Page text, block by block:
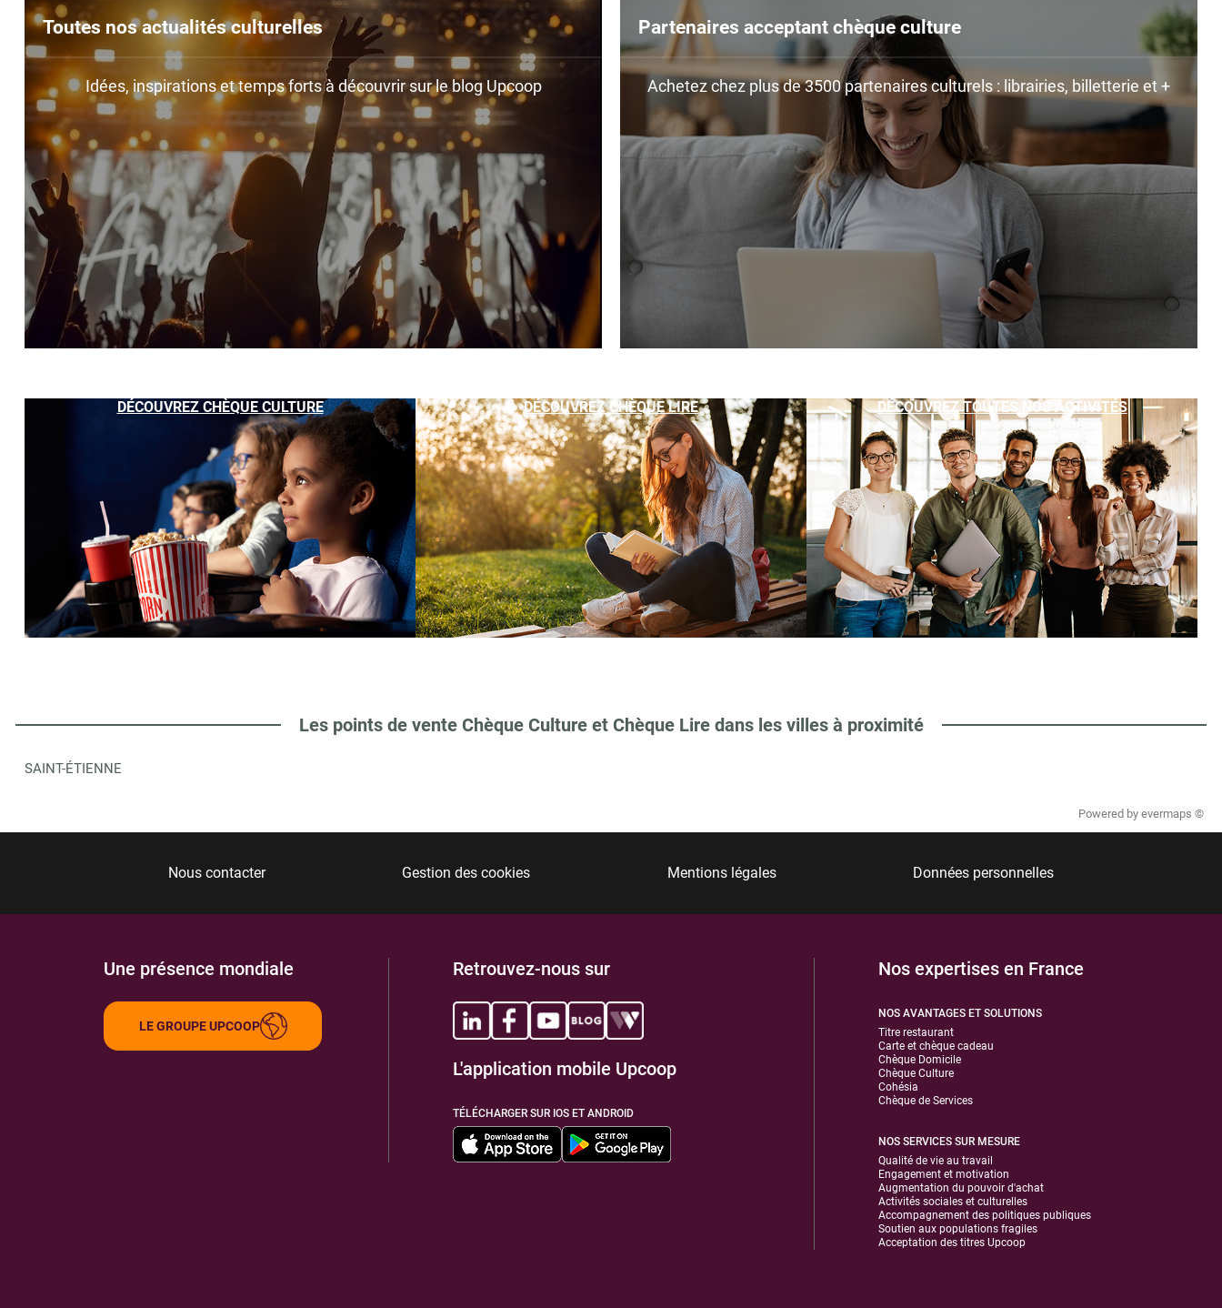
Toutes nos actualités culturelles
Idées, inspirations et temps forts à découvrir sur le blog Upcoop
Partenaires acceptant chèque culture
Achetez chez plus de 3500 partenaires culturels : librairies, billetterie et +
DÉCOUVREZ CHÈQUE CULTURE DÉCOUVREZ CHÈQUE LIRE DÉCOUVREZ TOUTES NOS ACTIVITÉS
Les points de vente Chèque Culture et Chèque Lire dans les villes à proximité
SAINT-ÉTIENNE
Powered by evermaps ©
Nous contacter Gestion des cookies Mentions légales Données personnelles
Une présence mondiale
LE GROUPE UPCOOP
Retrouvez-nous sur
L'application mobile Upcoop
TÉLÉCHARGER SUR IOS ET ANDROID
Nos expertises en France
NOS AVANTAGES ET SOLUTIONS
Titre restaurant
Carte et chèque cadeau
Chèque Domicile
Chèque Culture
Cohésia
Chèque de Services
NOS SERVICES SUR MESURE
Qualité de vie au travail
Engagement et motivation
Augmentation du pouvoir d'achat
Activités sociales et culturelles
Accompagnement des politiques publiques
Soutien aux populations fragiles
Acceptation des titres Upcoop